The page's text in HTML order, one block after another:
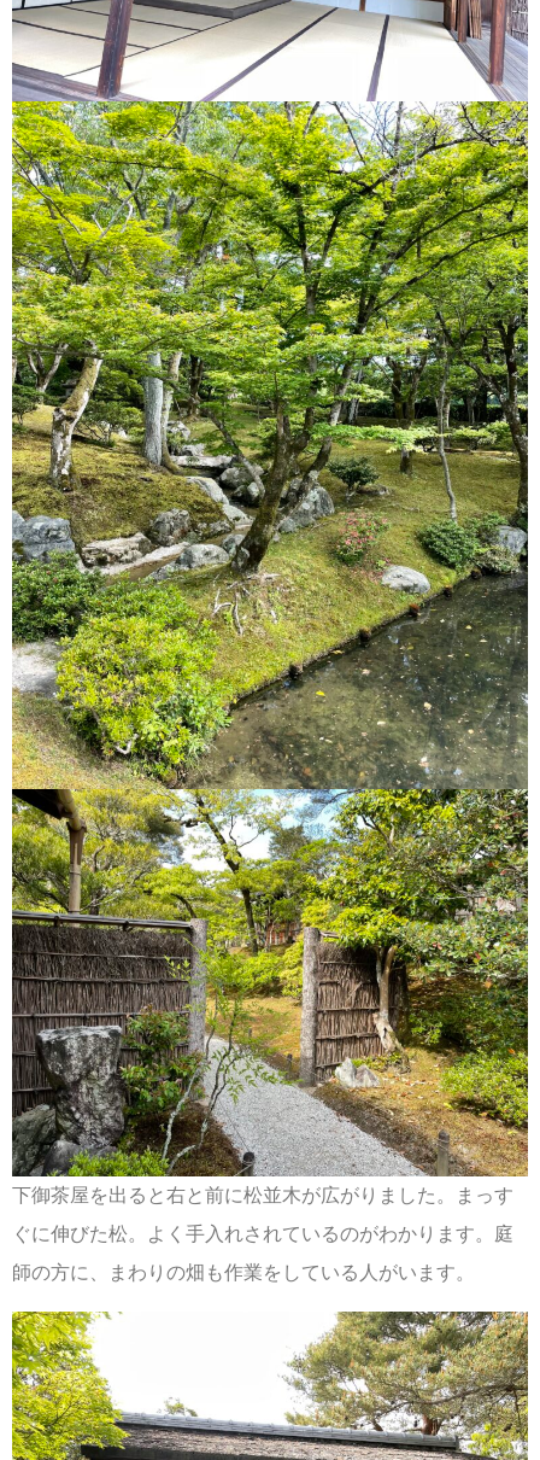
下御茶屋を出ると右と前に松並木が広がりました。まっす
ぐに伸びた松。よく手入れされているのがわかります。庭
師の方に、まわりの畑も作業をしている人がいます。